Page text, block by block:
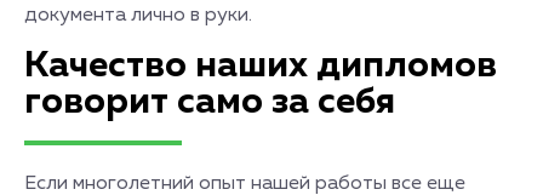
документа лично в руки.
Качество наших дипломов
говорит само за себя
Если многолетний опыт нашей работы все еще